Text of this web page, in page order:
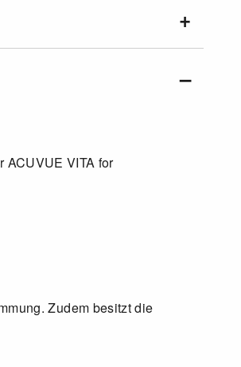
ACUVUE VITA for
Zudem besitzt die